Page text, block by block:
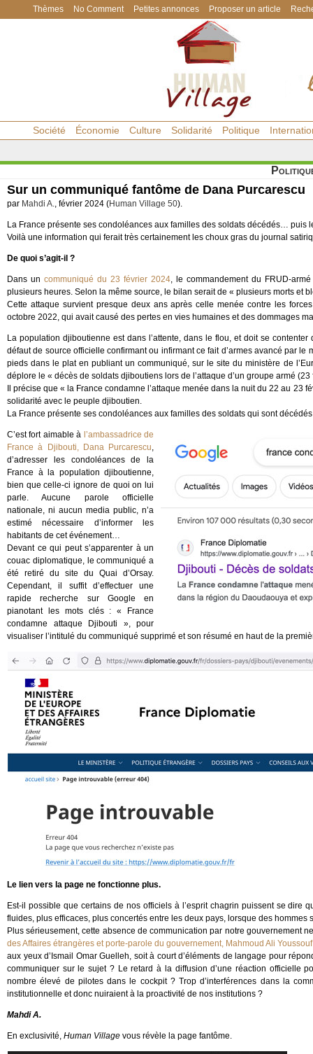
Thèmes No Comment Petites annonces Proposer un article
Société Économie Culture Solidarité Politique
Sur un communiqué fantôme de Dana Purcarescu
par Mahdi A., février 2024 (Human Village 50).
La France présente ses condoléances aux familles des soldats décédés… puis
Voilà une information qui ferait très certainement les choux gras du journal
De quoi s’agit-il ?
Dans un communiqué du 23 février 2024, le commandement du FRUD-
plusieurs heures. Selon la même source, le bilan serait de « plusieurs morts et
Cette attaque survient presque deux ans après celle menée contre les
octobre 2022, qui avait causé des pertes en vies humaines et des dommages
La population djiboutienne est dans l’attente, dans le flou, et doit se
défaut de source officielle confirmant ou infirmant ce fait d’armes avancé par
pieds dans le plat en publiant un communiqué, sur le site du ministère de
déplore le « décès de soldats djiboutiens lors de l’attaque d’un groupe armé
Il précise que « la France condamne l’attaque menée dans la nuit du 22 au
solidarité avec le peuple djiboutien.
La France présente ses condoléances aux familles des soldats qui sont
C’est fort aimable à l’ambassadrice de
France à Djibouti, Dana Purcarescu,
d’adresser les condoléances de la
France à la population djiboutienne,
bien que celle-ci ignore de quoi on lui
parle. Aucune parole officielle
nationale, ni aucun media public, n’a
estimé nécessaire d’informer les
habitants de cet événement…
Devant ce qui peut s’apparenter à un
couac diplomatique, le communiqué a
été retiré du site du Quai d’Orsay.
Cependant, il suffit d’effectuer une
rapide recherche sur Google en
pianotant les mots clés : « France
condamne attaque Djibouti », pour
visualiser l’intitulé du communiqué supprimé et son résumé en haut de la
Le lien vers la page ne fonctionne plus.
Est-il possible que certains de nos officiels à l’esprit chagrin puissent se
fluides, plus efficaces, plus concertés entre les deux pays, lorsque des hommes
Plus sérieusement, cette absence de communication par notre gouvernement
des Affaires étrangères et porte-parole du gouvernement, Mahmoud Ali Youssouf
aux yeux d’Ismail Omar Guelleh, soit à court d’éléments de langage pour
communiquer sur le sujet ? Le retard à la diffusion d’une réaction officielle
nombre élevé de pilotes dans le cockpit ? Trop d’interférences dans la
institutionnelle et donc nuiraient à la proactivité de nos institutions ?
Mahdi A.
En exclusivité, Human Village vous révèle la page fantôme.